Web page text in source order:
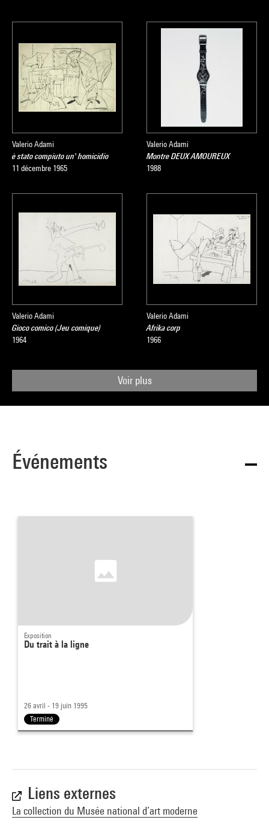
Valerio Adami
è stato compiuto un' homicidio
11 décembre 1965
Valerio Adami
Montre DEUX AMOUREUX
1988
Valerio Adami
Gioco comico (Jeu comique)
1964
Valerio Adami
Afrika corp
1966
Voir plus
Événements
Exposition
Du trait à la ligne
26 avril - 19 juin 1995
Terminé
Liens externes
La collection du Musée national d’art moderne